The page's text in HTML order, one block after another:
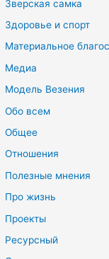
Зверская самка
Здоровье и спорт
Материальное
Медиа
Модель Везения
Обо всем
Общее
Отношения
Полезные мнения
Про жизнь
Проекты
Ресурсный